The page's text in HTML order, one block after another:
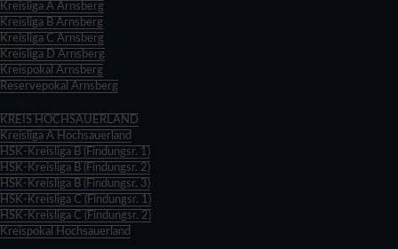
Kreisliga A Arnsberg
Kreisliga B Arnsberg
Kreisliga C Arnsberg
Kreisliga D Arnsberg
Kreispokal Arnsberg
Reservepokal Arnsberg
KREIS HOCHSAUERLAND
Kreisliga A Hochsauerland
HSK-Kreisliga B (Findungsr. 1)
HSK-Kreisliga B (Findungsr. 2)
HSK-Kreisliga B (Findungsr. 3)
HSK-Kreisliga C (Findungsr. 1)
HSK-Kreisliga C (Findungsr. 2)
Kreispokal Hochsauerland